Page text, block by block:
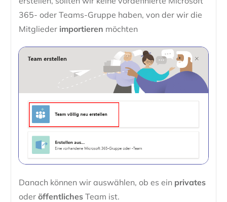
365- oder Teams-Gruppe haben, von der wir die
Mitglieder importieren möchten
Danach können wir auswählen, ob es ein privates
oder öffentliches Team ist.